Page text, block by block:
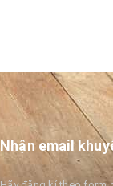
Nhận email